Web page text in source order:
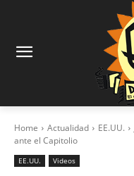
Home Actualidad EE.UU.
ante el Capitolio
EE.UU. Videos